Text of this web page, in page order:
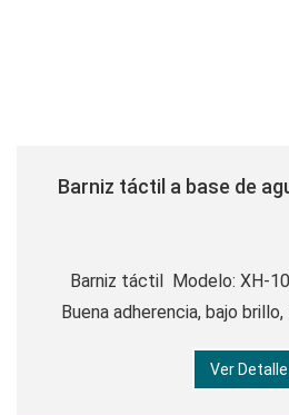
Barniz táctil a base de
Barniz táctil Modelo: XH-
Buena adherencia, bajo
resistencia a los arañazos.
Ver Detalle